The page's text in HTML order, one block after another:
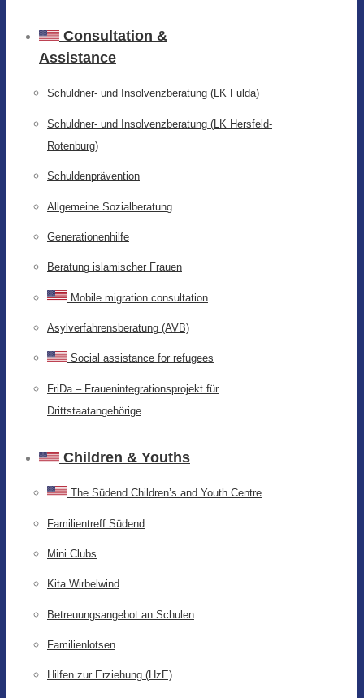
Consultation &
Assistance
Schuldner- und Insolvenzberatung (LK Fulda)
Schuldner- und Insolvenzberatung (LK Hersfeld-
Rotenburg)
Schuldenprävention
Allgemeine Sozialberatung
Generationenhilfe
Beratung islamischer Frauen
Mobile migration consultation
Asylverfahrensberatung (AVB)
Social assistance for refugees
FriDa – Frauenintegrationsprojekt für
Drittstaatangehörige
Children & Youths
The Südend Children’s and Youth Centre
Familientreff Südend
Mini Clubs
Kita Wirbelwind
Betreuungsangebot an Schulen
Familienlotsen
Hilfen zur Erziehung (HzE)